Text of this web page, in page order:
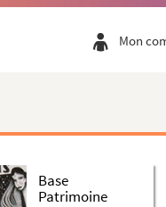
Mon
Base
Patrimoine